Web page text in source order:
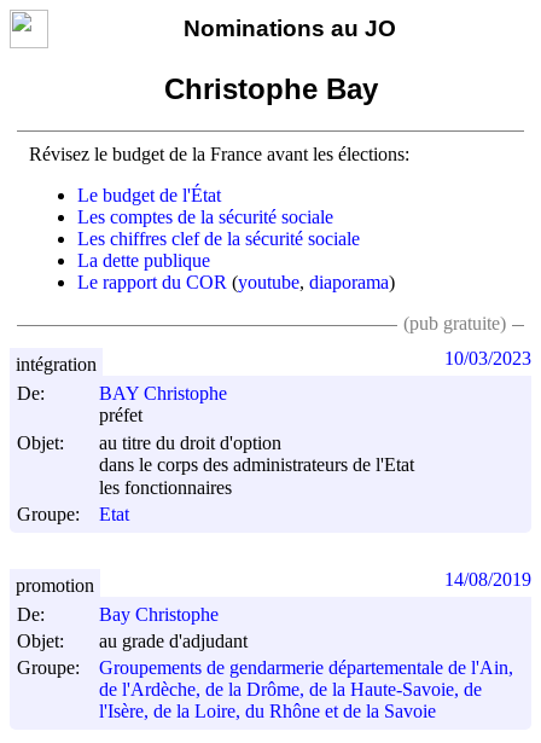
Nominations au JO
Christophe Bay
Révisez le budget de la France avant les élections:
Le budget de l'État
Les comptes de la sécurité sociale
Les chiffres clef de la sécurité sociale
La dette publique
Le rapport du COR (youtube, diaporama)
(pub gratuite)
De:
BAY Christophe
préfet
Objet:
au titre du droit d'option
dans le corps des administrateurs de l'Etat
les fonctionnaires
Groupe:
Etat
intégration 10/03/2023
De:
Bay Christophe
Objet:
au grade d'adjudant
Groupe:
Groupements de gendarmerie départementale de l'Ain,
de l'Ardèche, de la Drôme, de la Haute-Savoie, de
l'Isère, de la Loire, du Rhône et de la Savoie
promotion 14/08/2019